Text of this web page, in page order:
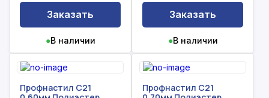
Заказать
●В наличии
Заказать
●В наличии
Профнастил С21
Профнастил С21